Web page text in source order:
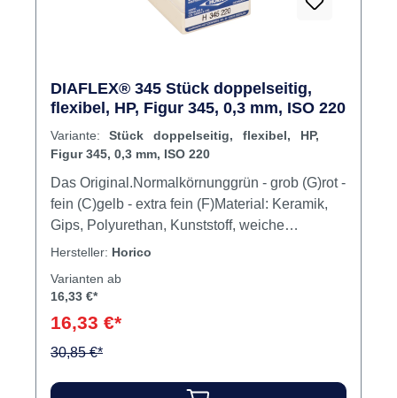
DIAFLEX® 345 Stück doppelseitig,
flexibel, HP, Figur 345, 0,3 mm, ISO 220
Variante: Stück doppelseitig, flexibel, HP,
Figur 345, 0,3 mm, ISO 220
Das Original.Normalkörnunggrün - grob (G)rot -
fein (C)gelb - extra fein (F)Material: Keramik,
Gips, Polyurethan, Kunststoff, weiche
Unterfütterungen, KunststoffverblendungMax.
Drehzahl 20.000 U/min.Max. Drehzahl (ISO
U/min.Max. Drehzahl (ISO 130 - 300) 25.000
U/min., opt. Drehzahl 12.500 U/min.Max.
Hersteller: Horico
Varianten ab
16,33 €*
16,33 €*
30,85 €*